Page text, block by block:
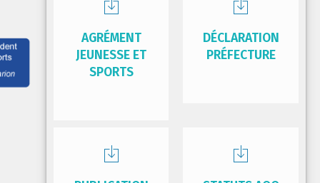
AGRÉMENT
JEUNESSE ET
SPORTS
DÉCLARATION
PRÉFECTURE